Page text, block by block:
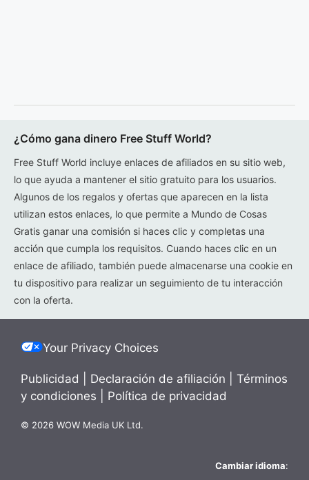
¿Cómo gana dinero Free Stuff World?
Free Stuff World incluye enlaces de afiliados en su sitio web,
lo que ayuda a mantener el sitio gratuito para los usuarios.
Algunos de los regalos y ofertas que aparecen en la lista
utilizan estos enlaces, lo que permite a Mundo de Cosas
Gratis ganar una comisión si haces clic y completas una
acción que cumpla los requisitos. Cuando haces clic en un
enlace de afiliado, también puede almacenarse una cookie en
tu dispositivo para realizar un seguimiento de tu interacción
con la oferta.
Your Privacy Choices
Publicidad Declaración de afiliación
Términos
y condiciones
Política de privacidad
© 2026 WOW Media UK Ltd.
Cambiar idioma: